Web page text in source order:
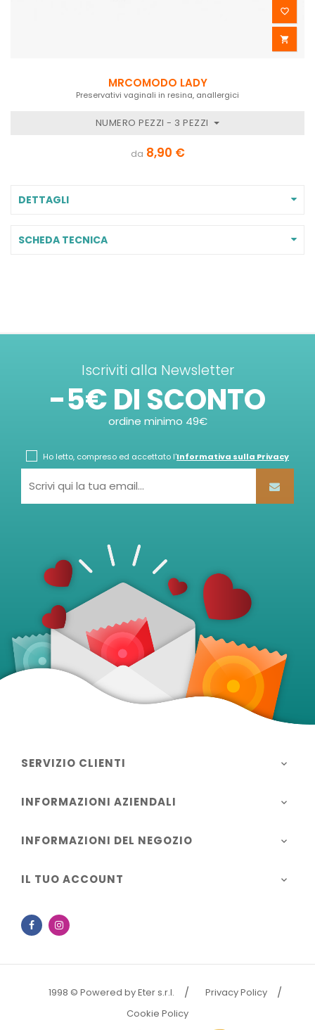


MRCOMODO LADY
Preservativi vaginali in resina, anallergici
NUMERO PEZZI - 3 PEZZI
da 8,90 €
DETTAGLI
SCHEDA TECNICA
Iscriviti alla Newsletter
-5€ DI SCONTO
ordine minimo 49€
Ho letto, compreso ed accettato l'Informativa sulla Privacy
SERVIZIO CLIENTI 
INFORMAZIONI AZIENDALI 
INFORMAZIONI DEL NEGOZIO 
IL TUO ACCOUNT 
Facebook
1998 © Powered by Eter s.r.l.
Privacy Policy
Cookie Policy